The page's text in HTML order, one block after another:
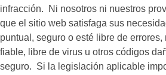
infracción. Ni nosotros ni nuestros
que el sitio web satisfaga sus
puntual, seguro o esté libre de errores,
fiable, libre de virus u otros códigos
seguro. Si la legislación aplicable